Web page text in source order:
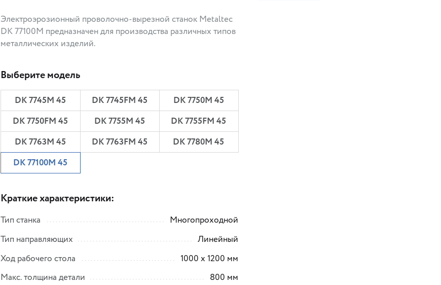
Электроэрозионный проволочно-вырезной станок Metaltec
DK 77100М предназначен для производства различных типов
металлических изделий.
Выберите модель
DK 7745M 45 DK 7745FМ 45
DK 7750M 45
DK 7750FМ 45
DK 7755М 45
DK 7755FМ 45
DK 7763М 45
DK 7763FМ 45
DK 7780М 45
DK 77100М 45
Краткие характеристики:
Тип станка
Многопроходной
Тип направляющих
Линейный
Ход рабочего стола
1000 х 1200 мм
Макс. толщина детали
800 мм